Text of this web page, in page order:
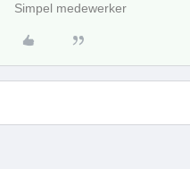
Simpel medewerker